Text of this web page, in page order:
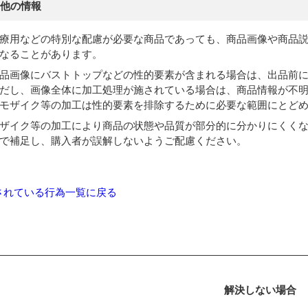
の情報
用などの特別な配慮が必要な商品であっても、商品画像や商品
ることがあります。
画像にバストトップなどの性的要素が含まれる場合は、出品前
し、画像全体に加工処理が施されている場合は、商品情報が不
ザイク等の加工は性的要素を排除するために必要な範囲にとど
イク等の加工により商品の状態や品質が部分的に分かりにくく
補足し、購入者が誤解しないようご配慮ください。
れている行為一覧に戻る
解決しない場合